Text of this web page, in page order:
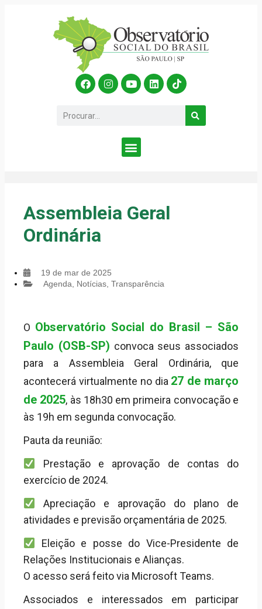
Assembleia Geral
Ordinária
19 de mar de 2025
Agenda
Notícias Transparência
O Observatório Social do Brasil – São
Paulo (OSB-SP) convoca seus associados
para a Assembleia Geral Ordinária, que
acontecerá virtualmente no dia 27 de março
de 2025, às 18h30 em primeira convocação e
às 19h em segunda convocação.
Pauta da reunião:
Prestação e aprovação de contas do
exercício de 2024.
Apreciação e aprovação do plano de
atividades e previsão orçamentária de 2025.
Eleição e posse do Vice-Presidente de
Relações Institucionais e Alianças.
O acesso será feito via Microsoft Teams.
Associados e interessados em participar